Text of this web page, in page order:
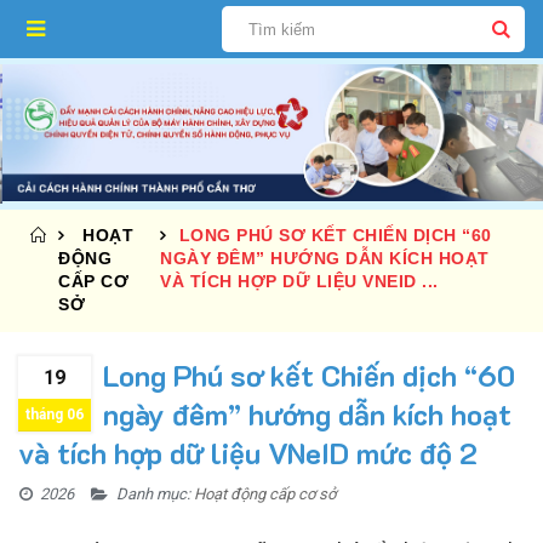
HOẠT
ĐỘNG
CẤP CƠ
SỞ
LONG PHÚ SƠ KẾT CHIẾN DỊCH “60
NGÀY ĐÊM” HƯỚNG DẪN KÍCH HOẠT
VÀ TÍCH HỢP DỮ LIỆU VNEID ...
19
tháng 06
Long Phú sơ kết Chiến dịch “60
ngày đêm” hướng dẫn kích hoạt
và tích hợp dữ liệu VNeID mức độ 2
2026 Danh mục: Hoạt động cấp cơ sở